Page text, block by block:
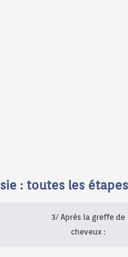
: toutes les
3/ Après la greffe de
cheveux :